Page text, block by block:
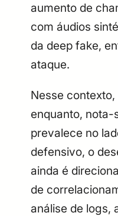
aumento de
com áudios
da deep fake,
ataque.
Nesse
enquanto, nota-
prevalece no
defensivo, o
ainda é
de
análise de logs,